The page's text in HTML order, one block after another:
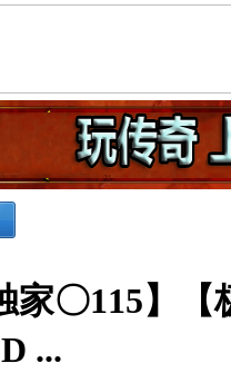
家〇115】
...